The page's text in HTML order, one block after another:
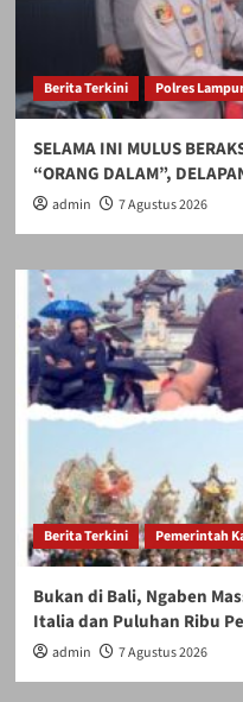
Berita Terkini Polres
SELAMA INI MULUS
“ORANG DALAM”,
admin 7 Agustus 2026
Berita Terkini Pemerintah
Bukan di Bali, Ngaben
Italia dan Puluhan Ribu
admin 7 Agustus 2026